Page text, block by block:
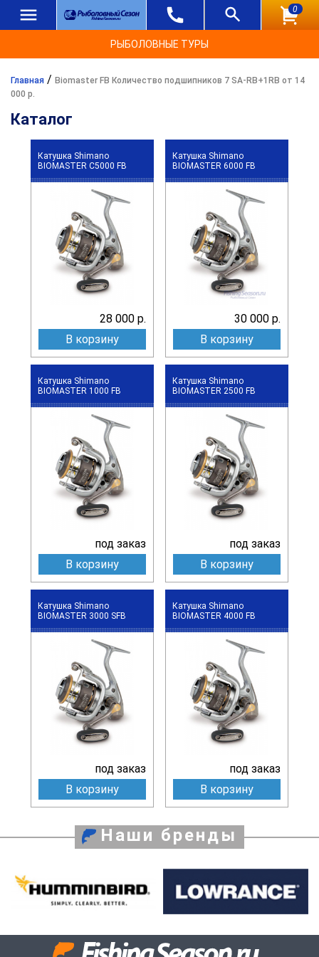
0
РЫБОЛОВНЫЕ ТУРЫ
Главная / Biomaster FB Количество подшипников 7 SA-RB+1RB от 14
000 р.
Каталог
Катушка Shimano
BIOMASTER C5000 FB
28 000 р.
В корзину
Катушка Shimano
BIOMASTER 6000 FB
30 000 р.
В корзину
Катушка Shimano
BIOMASTER 1000 FB
под заказ
В корзину
Катушка Shimano
BIOMASTER 2500 FB
под заказ
В корзину
Катушка Shimano
BIOMASTER 3000 SFB
под заказ
В корзину
Катушка Shimano
BIOMASTER 4000 FB
под заказ
В корзину
Наши бренды